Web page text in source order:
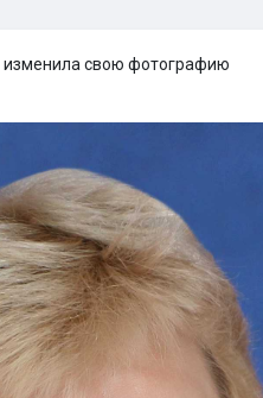
изменила свою фотографию